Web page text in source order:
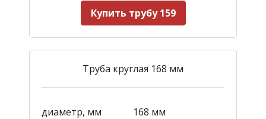
Купить трубу 159
Труба круглая 168 мм
диаметр, мм
168 мм